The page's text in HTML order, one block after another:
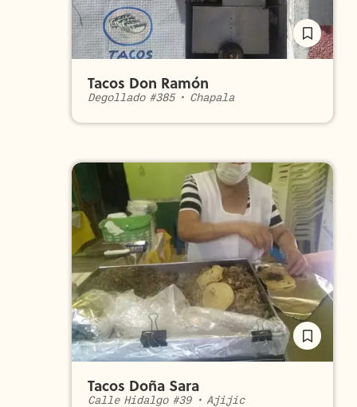
Tacos Don Ramón
Degollado #385• Chapala
Tacos Doña Sara
Calle Hidalgo #39• Ajijic